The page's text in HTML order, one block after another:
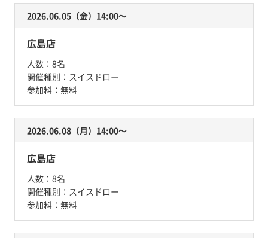
2026.06.05（金）14:00〜
広島店
人数： 8名
開催種別： スイスドロー
参加料： 無料
2026.06.08（月）14:00〜
広島店
人数： 8名
開催種別： スイスドロー
参加料： 無料